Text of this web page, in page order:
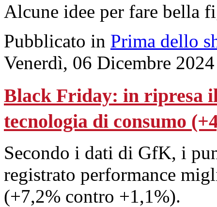
Alcune idee per fare bella
Pubblicato in Prima dello
Venerdì, 06 Dicembre
Black Friday: in ripresa
tecnologia di consumo
Secondo i dati di GfK, i
registrato performance
(+7,2% contro +1,1%).